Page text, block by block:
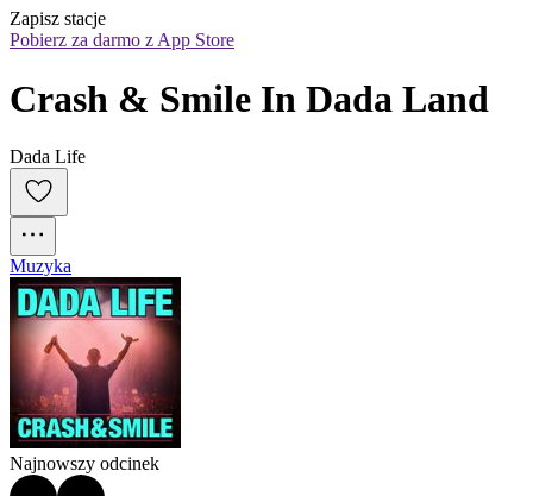
Zapisz stacje
Pobierz za darmo z App Store
Crash & Smile In Dada Land
Dada Life
Muzyka
Najnowszy odcinek